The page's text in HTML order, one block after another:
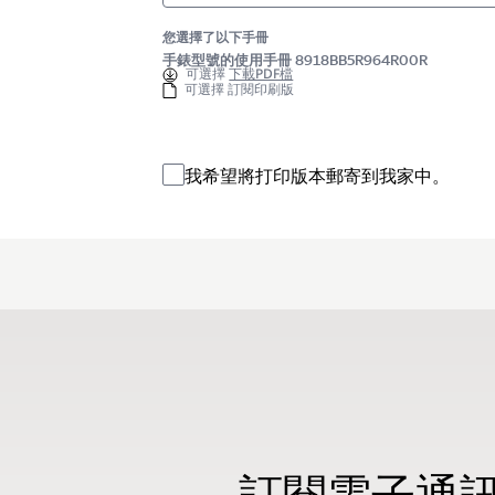
您選擇了以下手冊
手錶型號的使用手冊 8918BB5R964R00R
可選擇下載PDF檔
可選擇 訂閱印刷版
我希望將打印版本郵寄到我家中。